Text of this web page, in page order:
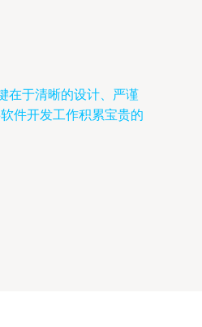
在于清晰的设计、严谨
件开发工作积累宝贵的